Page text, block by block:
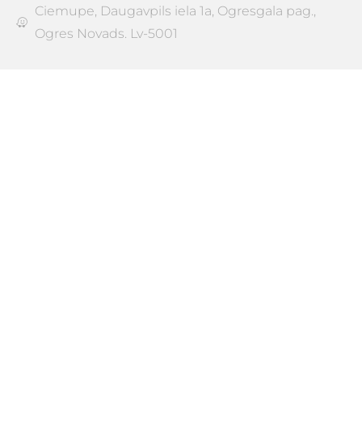
Ciemupe, Daugavpils iela 1a, Ogresgala pag.,
Ogres Novads. Lv-5001